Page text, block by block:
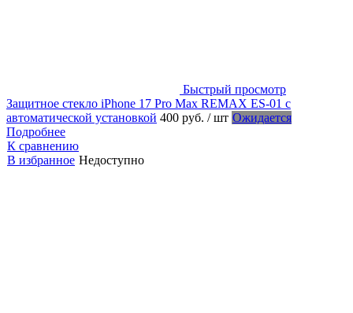
Быстрый просмотр
Защитное стекло iPhone 17 Pro Max REMAX ES-01 с
автоматической установкой 400 руб. / шт Ожидается
Подробнее
К сравнению
В избранное Недоступно